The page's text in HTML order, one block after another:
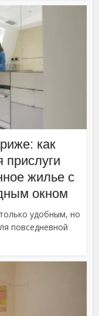
как
жилье с
окном
удобным, но
повседневной